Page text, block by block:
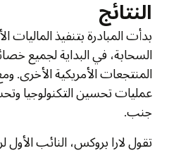
النتائج
بدأت المبادرة بتنفيذ الماليات
السحابة، في البداية لجميع
المنتجعات الأمريكية الأخرى.
عمليات تحسين التكنولوجيا
جنب.
تقول لارا بروكس، النائب